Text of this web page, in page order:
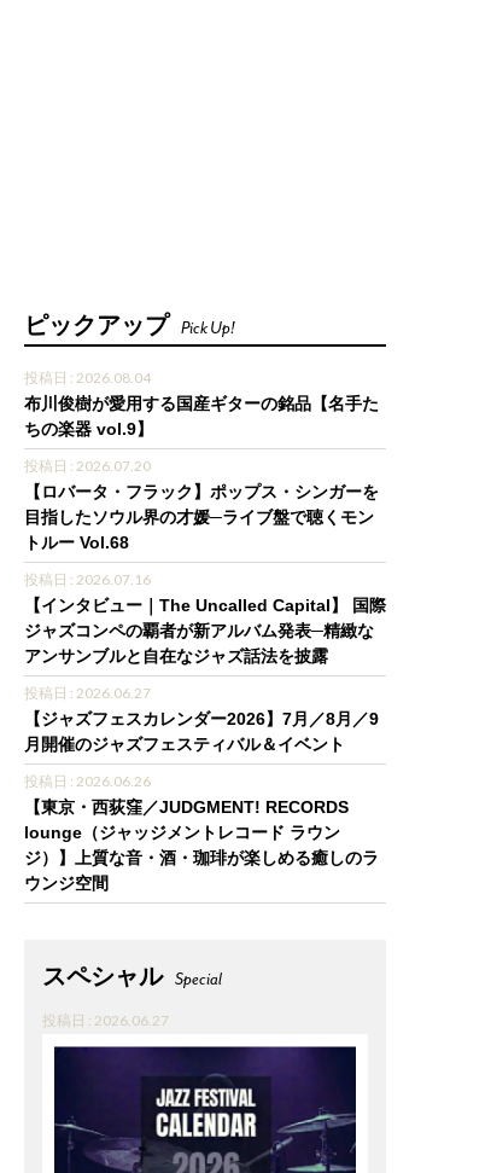
ピックアップ Pick Up!
投稿日 : 2026.08.04
布川俊樹が愛用する国産ギターの銘品【名手た
ちの楽器 vol.9】
投稿日 : 2026.07.20
【ロバータ・フラック】ポップス・シンガーを
目指したソウル界の才媛─ライブ盤で聴くモン
トルー Vol.68
投稿日 : 2026.07.16
【インタビュー｜The Uncalled Capital】 国際
ジャズコンペの覇者が新アルバム発表─精緻な
アンサンブルと自在なジャズ話法を披露
投稿日 : 2026.06.27
【ジャズフェスカレンダー2026】7月／8月／9
月開催のジャズフェスティバル＆イベント
投稿日 : 2026.06.26
【東京・西荻窪／JUDGMENT! RECORDS
lounge（ジャッジメントレコード ラウン
ジ）】上質な音・酒・珈琲が楽しめる癒しのラ
ウンジ空間
スペシャル Special
投稿日 : 2026.06.27